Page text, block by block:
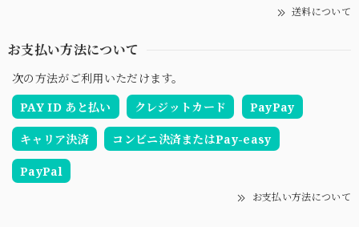
送料について
お支払い方法について
次の方法がご利用いただけます。
PAY ID あと払い
クレジットカード PayPay
キャリア決済 コンビニ決済またはPay-easy
PayPal
お支払い方法について